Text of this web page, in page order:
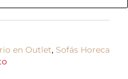
en Outlet, Sofás Horeca